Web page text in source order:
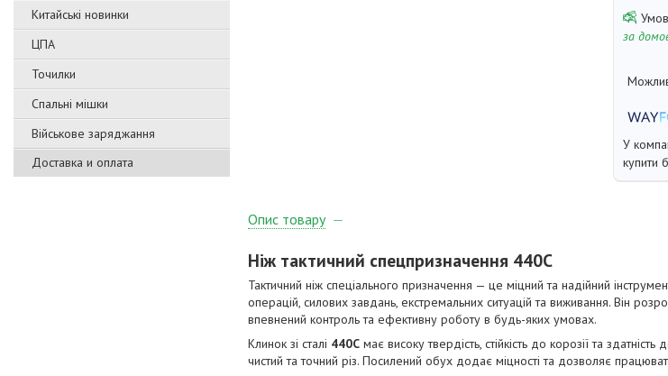
Китайські новинки
ЦПА
Точилки
Спальні мішки
Військове заряджання
Доставка и оплата
за
У
купити
Опис товару
Ніж тактичний спецпризначення 440C
Тактичний ніж спеціального призначення — це міцний та надійний
операцій, силових завдань, екстремальних ситуацій та виживання. Він
впевнений контроль та ефективну роботу в будь-яких умовах.
Клинок зі сталі 440C має високу твердість, стійкість до корозії та
чистий та точний різ. Посилений обух додає міцності та дозволяє